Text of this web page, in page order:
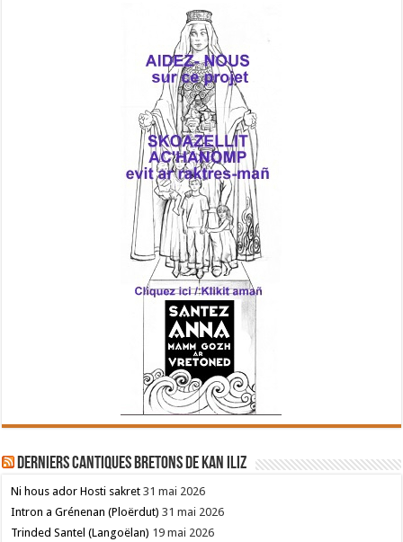
Derniers cantiques bretons de Kan Iliz
Ni hous ador Hosti sakret 31 mai 2026
Intron a Grénenan (Ploërdut) 31 mai 2026
Trinded Santel (Langoëlan) 19 mai 2026